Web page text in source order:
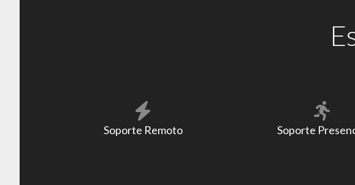
Soporte Remoto Soporte